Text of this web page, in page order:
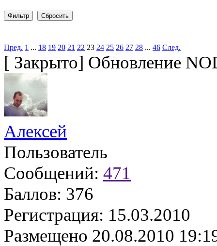
Пред. 1 ... 18 19 20 21 22 23 24 25 26 27 28 ... 46 След.
[ Закрыто] Обновление
Алексей
Пользователь
Сообщений: 471
Баллов: 376
Регистрация: 15.03.2010
Размещено 20.08.2010